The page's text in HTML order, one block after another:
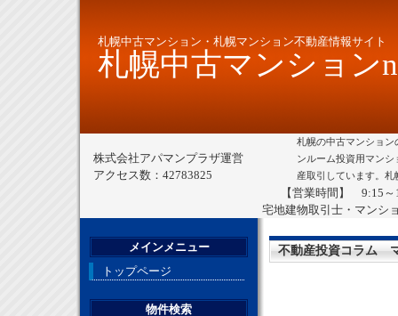
札幌中古マンション・札幌マンション不動産情報サイト
札幌中古マンション
株式会社アパマンプラザ運営
アクセス数：42783825
札幌の中古マンショ
ンルーム投資用マン
産取引しています。
【営業時間】 9:15
宅地建物取引士・マンシ
不動産投資コラム
メインメニュー
トップページ
物件検索